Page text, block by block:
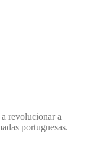
revolucionar a
portuguesas.